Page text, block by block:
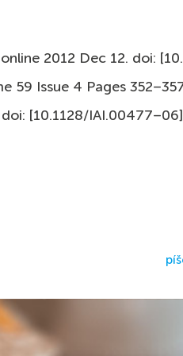
online 2012 Dec 12. doi:
59 Issue 4 Pages
[10.1128/IAI.00477–06]